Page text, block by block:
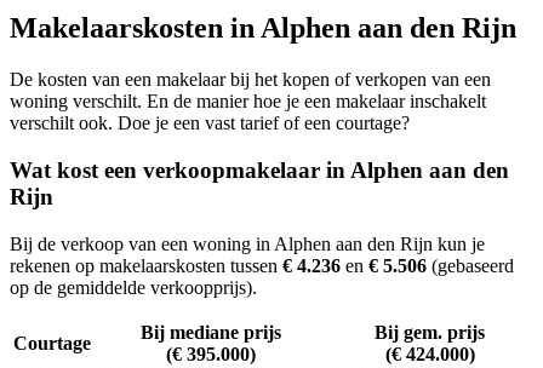
Makelaarskosten in Alphen aan den Rijn
De kosten van een makelaar bij het kopen of verkopen van een
woning verschilt. En de manier hoe je een makelaar inschakelt
verschilt ook. Doe je een vast tarief of een courtage?
Wat kost een verkoopmakelaar in Alphen aan den
Rijn
Bij de verkoop van een woning in Alphen aan den Rijn kun je
rekenen op makelaarskosten tussen € 4.236 en € 5.506 (gebaseerd
op de gemiddelde verkoopprijs).
Courtage
Bij mediane prijs
(€ 395.000)
Bij gem. prijs
(€ 424.000)